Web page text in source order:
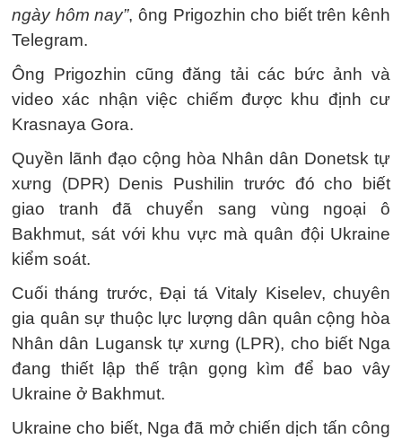
ngày hôm nay”, ông Prigozhin cho biết trên kênh
Telegram.
Ông Prigozhin cũng đăng tải các bức ảnh và
video xác nhận việc chiếm được khu định cư
Krasnaya Gora.
Quyền lãnh đạo cộng hòa Nhân dân Donetsk tự
xưng (DPR) Denis Pushilin trước đó cho biết
giao tranh đã chuyển sang vùng ngoại ô
Bakhmut, sát với khu vực mà quân đội Ukraine
kiểm soát.
Cuối tháng trước, Đại tá Vitaly Kiselev, chuyên
gia quân sự thuộc lực lượng dân quân cộng hòa
Nhân dân Lugansk tự xưng (LPR), cho biết Nga
đang thiết lập thế trận gọng kìm để bao vây
Ukraine ở Bakhmut.
Ukraine cho biết, Nga đã mở chiến dịch tấn công